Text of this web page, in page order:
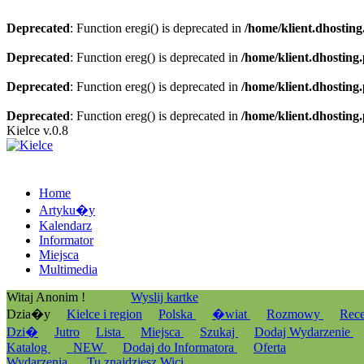
Deprecated: Function eregi() is deprecated in /home/
Deprecated: Function ereg() is deprecated in /home/
Deprecated: Function ereg() is deprecated in /home/
Deprecated: Function ereg() is deprecated in /home/
Kielce v.0.8
Home
Artyku�y
Kalendarz
Informator
Miejsca
Multimedia
Witaj Anonim !
Wyslij kartke
Dzia�y
Kielce i region Polska �wiat Rozmowy
Dzi�
Jutro Lista Miejsca Szukaj Dodaj Wydarzenie
Katalog
_NEW Dodaj do Informatora
Oferta